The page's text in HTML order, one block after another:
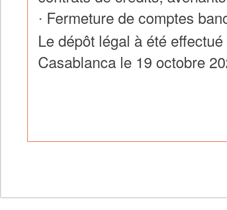
· Fermeture de comptes
Le dépôt légal à été
Casablanca le 19 octobre